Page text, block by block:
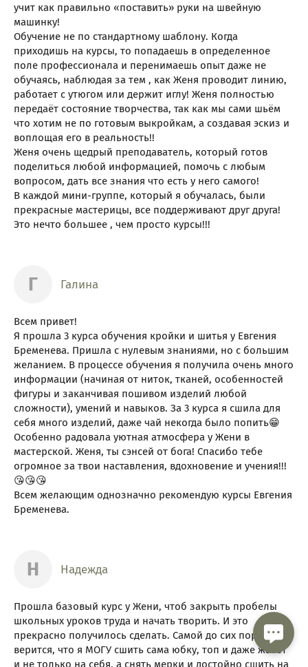
учит как правильно «поставить» руки на швейную
машинку!
Обучение не по стандартному шаблону. Когда
приходишь на курсы, то попадаешь в определенное
поле профессионала и перенимаешь опыт даже не
обучаясь, наблюдая за тем , как Женя проводит линию,
работает с утюгом или держит иглу! Женя полностью
передаёт состояние творчества, так как мы сами шьём
что хотим не по готовым выкройкам, а создавая эскиз и
воплощая его в реальность!!
Женя очень щедрый преподаватель, который готов
поделиться любой информацией, помочь с любым
вопросом, дать все знания что есть у него самого!
В каждой мини-группе, который я обучалась, были
прекрасные мастерицы, все поддерживают друг друга!
Это нечто большее , чем просто курсы!!!
Г Галина
Всем привет!
Я прошла 3 курса обучения кройки и шитья у Евгения
Бременева. Пришла с нулевым знаниями, но с большим
желанием. В процессе обучения я получила очень много
информации (начиная от ниток, тканей, особенностей
фигуры и заканчивая пошивом изделий любой
сложности), умений и навыков. За 3 курса я сшила для
себя много изделий, даже чай некогда было попить😁
Особенно радовала уютная атмосфера у Жени в
мастерской. Женя, ты сэнсей от бога! Спасибо тебе
огромное за твои наставления, вдохновение и учения!!!
😘😘😘
Всем желающим однозначно рекомендую курсы Евгения
Бременева.
Н Надежда
Прошла базовый курс у Жени, чтоб закрыть пробелы
школьных уроков труда и начать творить. И это
прекрасно получилось сделать. Самой до сих пор не
верится, что я МОГУ сшить сама юбку, топ и даже жакет
и не только на себя, а снять мерки и достойно сшить на